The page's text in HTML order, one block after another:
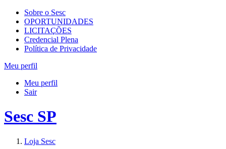
Sobre o Sesc
OPORTUNIDADES
LICITAÇÕES
Credencial Plena
Política de Privacidade
Meu perfil
Meu perfil
Sair
Sesc SP
Loja Sesc